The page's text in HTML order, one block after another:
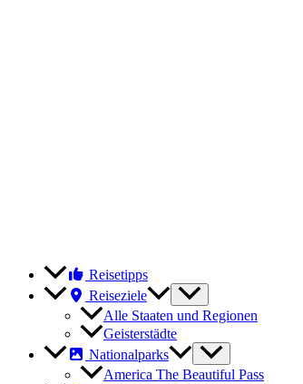
Reisetipps
Reiseziele
Alle Staaten und Regionen
Geisterstädte
Nationalparks
America The Beautiful Pass